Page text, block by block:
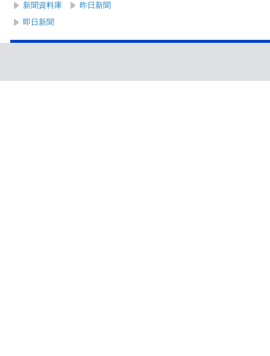
新聞資料庫
昨日新聞
即日新聞